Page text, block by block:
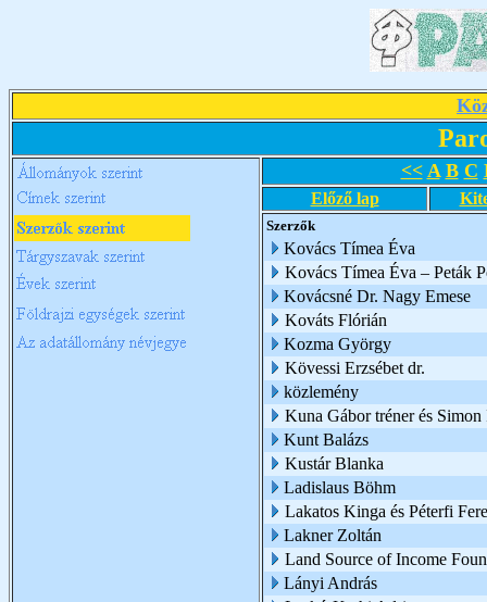
<< A B C
Előző lap
Szerzők
Kovács Tímea Éva
Kovács Tímea Éva – Peták
Kovácsné Dr. Nagy Emese
Kováts Flórián
Kozma György
Kövessi Erzsébet dr.
közlemény
Kuna Gábor tréner és
Kunt Balázs
Kustár Blanka
Ladislaus Böhm
Lakatos Kinga és Péterfi
Lakner Zoltán
Land Source of Income
Lányi András